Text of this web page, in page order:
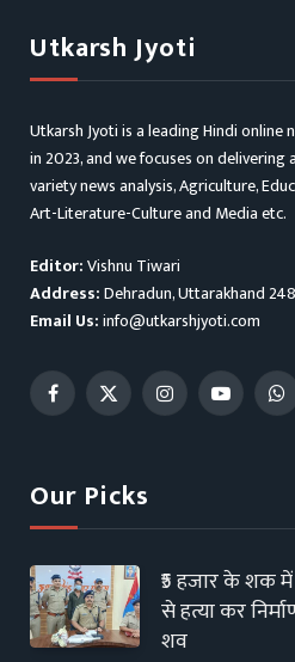
Utkarsh Jyoti
Utkarsh Jyoti is a leading Hindi online
in 2023, and we focuses on
variety news analysis, Agriculture,
Art-Literature-Culture and Media etc.
Editor:Vishnu Tiwari
Address:Dehradun, Uttarakhand
Email Us:info@utkarshjyoti.com
Facebook
X
InstagramYouTube
Our Picks
₹5 हजार के शक में
से हत्या कर
शव